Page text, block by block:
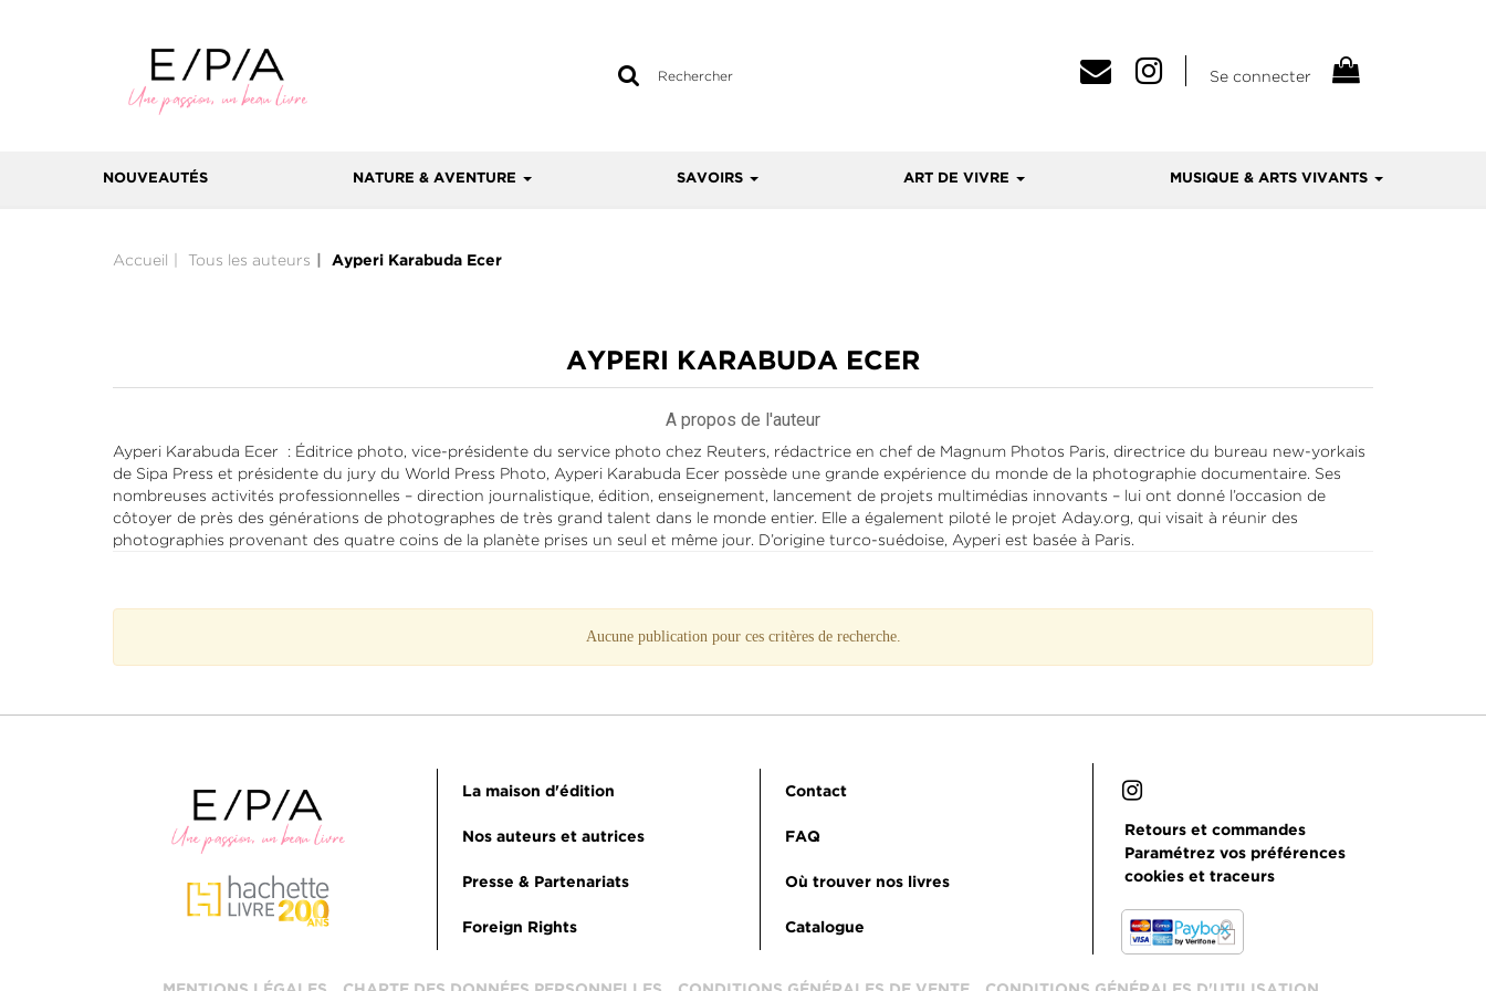
Rechercher
Se connecter
NOUVEAUTÉS NATURE & AVENTURE SAVOIRS ART DE VIVRE MUSIQUE & ARTS VIVANTS
Accueil Tous les auteurs Ayperi Karabuda Ecer
AYPERI KARABUDA ECER
A propos de l'auteur
Ayperi Karabuda Ecer : Éditrice photo, vice-présidente du service photo chez Reuters, rédactrice en chef de Magnum Photos Paris, directrice du bureau new-yorkais
de Sipa Press et présidente du jury du World Press Photo, Ayperi Karabuda Ecer possède une grande expérience du monde de la photographie documentaire. Ses
nombreuses activités professionnelles – direction journalistique, édition, enseignement, lancement de projets multimédias innovants – lui ont donné l’occasion de
côtoyer de près des générations de photographes de très grand talent dans le monde entier. Elle a également piloté le projet Aday.org, qui visait à réunir des
photographies provenant des quatre coins de la planète prises un seul et même jour. D’origine turco-suédoise, Ayperi est basée à Paris.
Aucune publication pour ces critères de recherche.
La maison d'édition
Nos auteurs et autrices
Presse & Partenariats
Foreign Rights
Contact
FAQ
Où trouver nos livres
Catalogue
Retours et commandes
Paramétrez vos préférences
cookies et traceurs